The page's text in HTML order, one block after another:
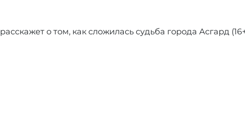
расскажет о том, как сложилась судьба города Асгард